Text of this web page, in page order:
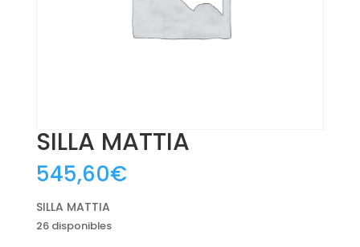
SILLA MATTIA
545,60€
SILLA MATTIA
26 disponibles